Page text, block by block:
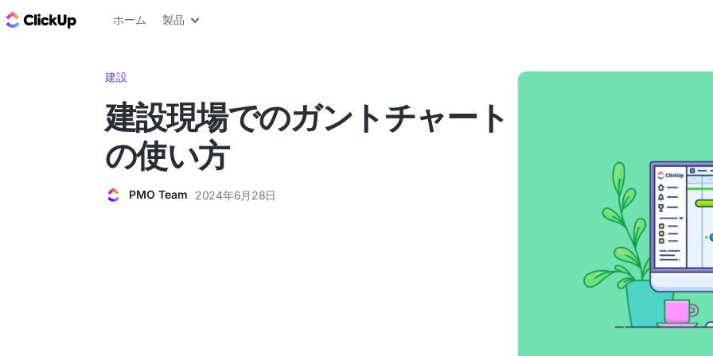
ClickUp ブログ
ホーム 製品
建設
建設現場でのガントチャート
の使い方
PMO Team 2024年6月28日